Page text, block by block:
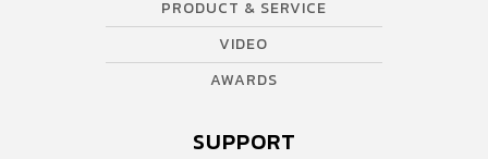
PRODUCT & SERVICE
VIDEO
AWARDS
SUPPORT